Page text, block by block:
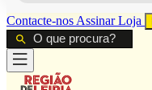
Contacte-nos AssinarLoja